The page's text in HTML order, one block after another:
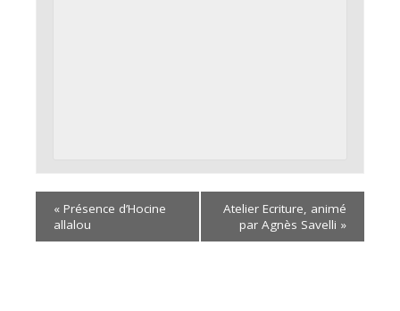
« Présence d’Hocine
allalou
Atelier Ecriture, animé
par Agnès Savelli »